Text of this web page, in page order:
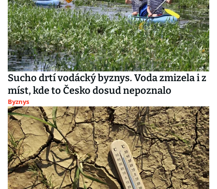
Sucho drtí vodácký byznys. Voda zmizela i z
míst, kde to Česko dosud nepoznalo
Byznys